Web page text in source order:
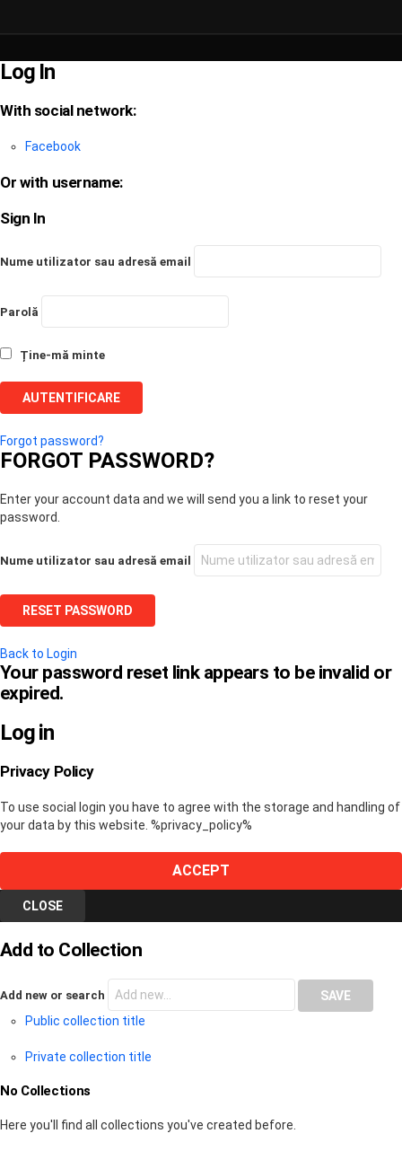
Log In
With social network:
Facebook
Or with username:
Sign In
Nume utilizator sau adresă email
Parolă
Ține-mă minte
Forgot password?
FORGOT PASSWORD?
Enter your account data and we will send you a link to reset your
password.
Nume utilizator sau adresă email
Back to Login
Your password reset link appears to be invalid or
expired.
Log in
Privacy Policy
To use social login you have to agree with the storage and handling of
your data by this website. %privacy_policy%
ACCEPT
CLOSE
Add to Collection
Add new or search
Public collection title
Private collection title
No Collections
Here you'll find all collections you've created before.